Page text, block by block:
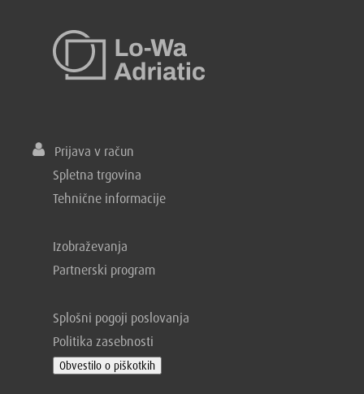
Prijava v račun
Spletna trgovina
Tehnične informacije
Izobraževanja
Partnerski program
Splošni pogoji poslovanja
Politika zasebnosti
Obvestilo o piškotkih